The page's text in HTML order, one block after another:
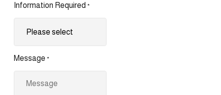
Information Required *
Message *